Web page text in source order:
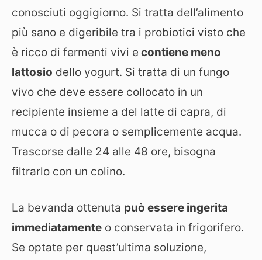
conosciuti oggigiorno. Si tratta dell’alimento
più sano e digeribile tra i probiotici visto che
è ricco di fermenti vivi e contiene meno
lattosio dello yogurt. Si tratta di un fungo
vivo che deve essere collocato in un
recipiente insieme a del latte di capra, di
mucca o di pecora o semplicemente acqua.
Trascorse dalle 24 alle 48 ore, bisogna
filtrarlo con un colino.
La bevanda ottenuta può essere ingerita
immediatamente o conservata in frigorifero.
Se optate per quest’ultima soluzione,